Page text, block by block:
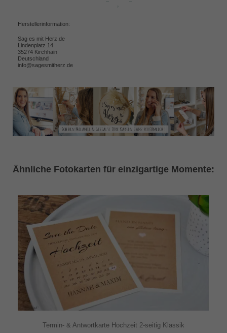
Herstellerinformation:
Sag es mit Herz.de
Lindenplatz 14
35274 Kirchhain
Deutschland
info@sagesmitherz.de
Ähnliche Fotokarten für einzigartige Momente:
Termin- & Antwortkarte Hochzeit 2-seitig Klassik